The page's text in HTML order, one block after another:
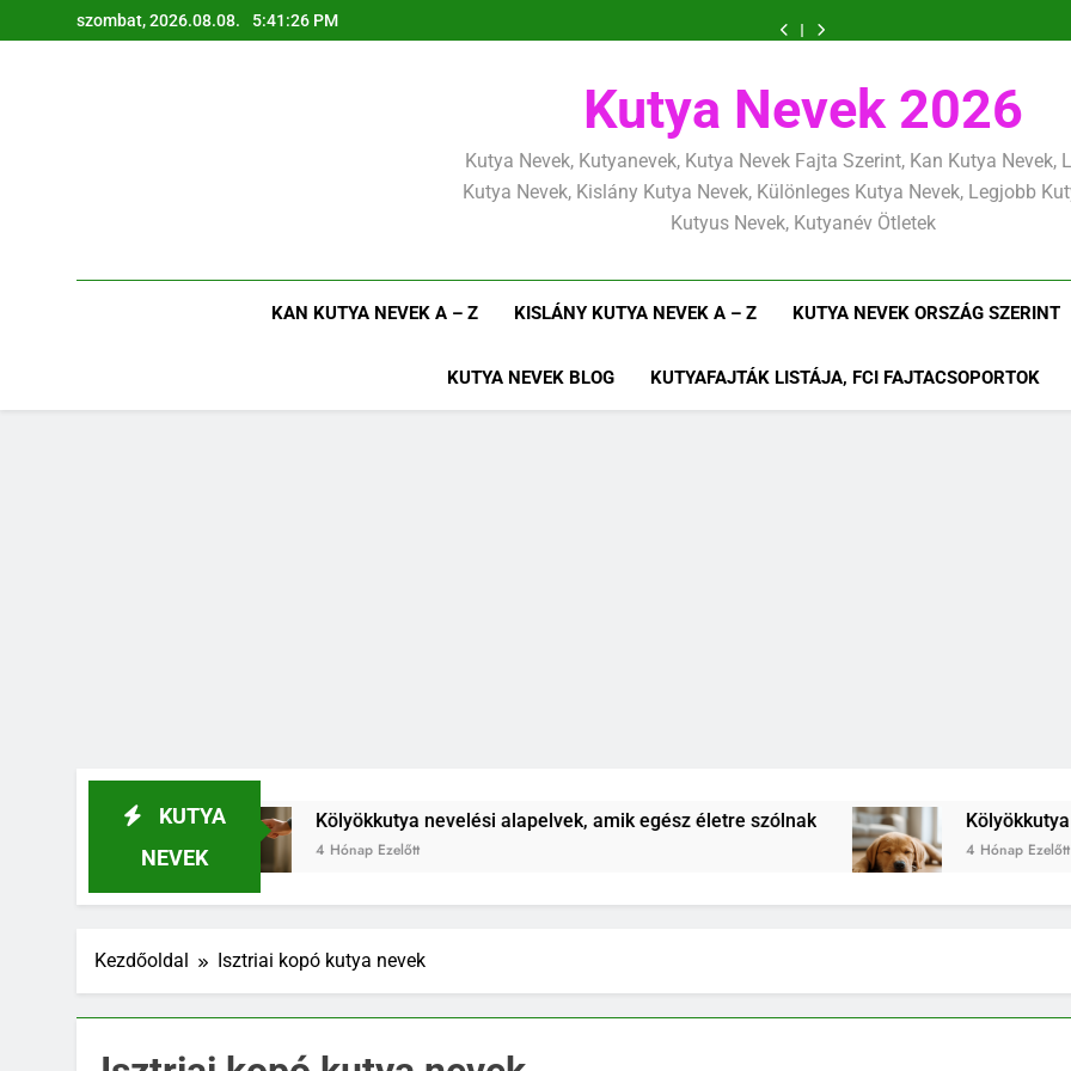
a
szombat, 2026.08.08. 5:41:27 PM
határok:
szeretettel,
alapjai,
amit
első
héten
el
alapelvek,
amik
szólnak
és
szeretettel,
amit
első
héten
el
amik
szólnak
lefárasztása:
mentálisan
és
határok:
következetesen
Kutya Nevek 2026
Kutya Nevek, Kutyanevek, Kutya Nevek Fajta Szerint, Kan Kutya Nevek,
Kutya Nevek, Kislány Kutya Nevek, Különleges Kutya Nevek, Legjobb
Kutyus Nevek, Kutyanév Ötletek
KAN KUTYA NEVEK A – Z KISLÁNY KUTYA NEVEK A – Z KUTYA NEVEK ORSZÁG SZERINT
KUTYA NEVEK BLOG KUTYAFAJTÁK LISTÁJA, FCI FAJTACSOPORTOK
KUTYA
NEVEK
Kölyökkutya nevelési alapelvek, amik egész életre szólnak
4 Hónap Ezelőtt
Kölyökkutya lefárasztása:
4 Hónap Ezelőtt
Kezdőoldal Isztriai kopó kutya nevek